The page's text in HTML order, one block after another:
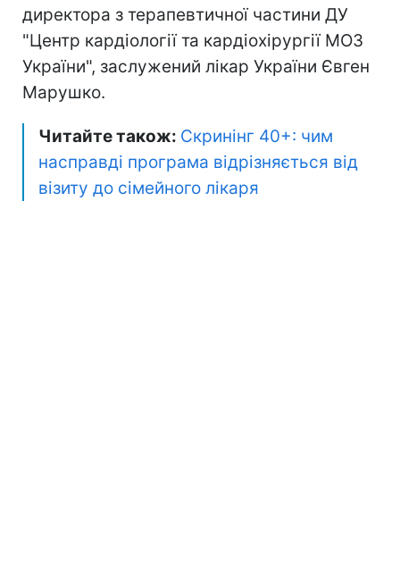
директора з терапевтичної частини ДУ
"Центр кардіології та кардіохірургії МОЗ
України", заслужений лікар України Євген
Марушко.
Читайте також: Скринінг 40+: чим
насправді програма відрізняється від
візиту до сімейного лікаря